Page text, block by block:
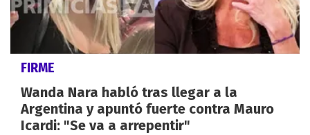
FIRME
Wanda Nara habló tras llegar a la
Argentina y apuntó fuerte contra Mauro
Icardi: "Se va a arrepentir"